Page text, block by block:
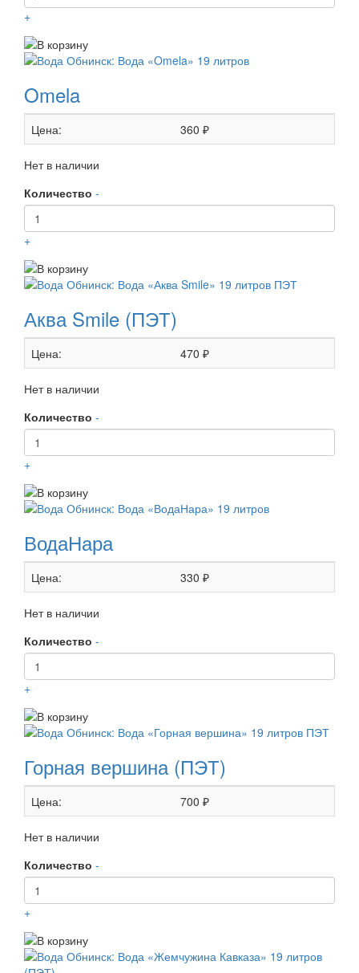
+
Omela
Цена: 360 ₽
Нет в наличии
Количество -
+
Аква Smile (ПЭТ)
Цена: 470 ₽
Нет в наличии
Количество -
+
ВодаНара
Цена: 330 ₽
Нет в наличии
Количество -
+
Горная вершина (ПЭТ)
Цена: 700 ₽
Нет в наличии
Количество -
+